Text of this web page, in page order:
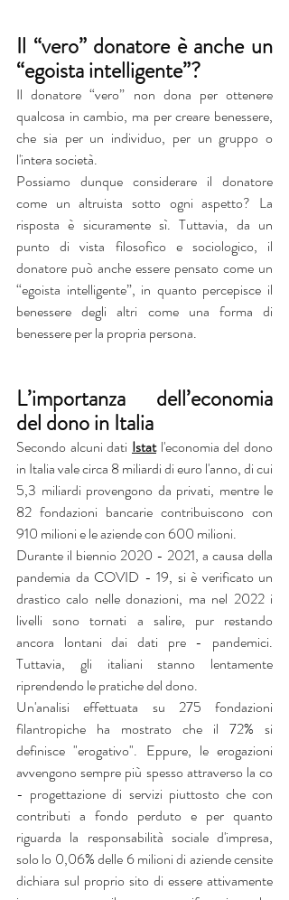
Il “vero” donatore è anche un
“egoista intelligente”?
Il donatore “vero” non dona per ottenere
qualcosa in cambio, ma per creare benessere,
che sia per un individuo, per un gruppo o
l'intera società.
Possiamo dunque considerare il donatore
come un altruista sotto ogni aspetto? La
risposta è sicuramente sì. Tuttavia, da un
punto di vista filosofico e sociologico, il
donatore può anche essere pensato come un
“egoista intelligente”, in quanto percepisce il
benessere degli altri come una forma di
benessere per la propria persona.
L’importanza dell’economia
del dono in Italia
Secondo alcuni dati Istat l'economia del dono
in Italia vale circa 8 miliardi di euro l'anno, di cui
5,3 miliardi provengono da privati, mentre le
82 fondazioni bancarie contribuiscono con
910 milioni e le aziende con 600 milioni.
Durante il biennio 2020 - 2021, a causa della
pandemia da COVID - 19, si è verificato un
drastico calo nelle donazioni, ma nel 2022 i
livelli sono tornati a salire, pur restando
ancora lontani dai dati pre - pandemici.
Tuttavia, gli italiani stanno lentamente
riprendendo le pratiche del dono.
Un'analisi effettuata su 275 fondazioni
filantropiche ha mostrato che il 72% si
definisce "erogativo". Eppure, le erogazioni
avvengono sempre più spesso attraverso la co
- progettazione di servizi piuttosto che con
contributi a fondo perduto e per quanto
riguarda la responsabilità sociale d'impresa,
solo lo 0,06% delle 6 milioni di aziende censite
dichiara sul proprio sito di essere attivamente